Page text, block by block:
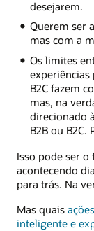
desejarem.
Querem ser
mas com a
Os limites
experiências
B2C fazem
mas, na
direcionado
B2B ou B2C.
Isso pode ser
acontecendo
para trás. Na
Mas quais
inteligente e